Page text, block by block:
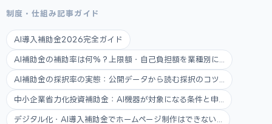
制度・仕組み記事ガイド
AI導入補助金2026完全ガイド
AI補助金の補助率は何%？上限額・自己負担額を業種別に...
AI補助金の採択率の実態：公開データから読む採択のコツ...
中小企業省力化投資補助金：AI機器が対象になる条件と申...
デジタル化・AI導入補助金でホームページ制作はできない...